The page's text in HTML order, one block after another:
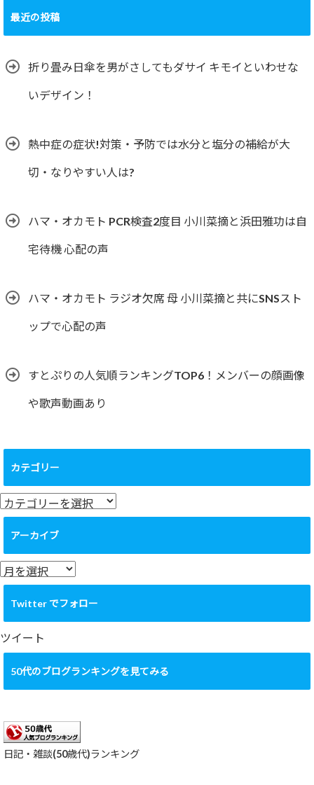
最近の投稿
折り畳み日傘を男がさしてもダサイ キモイといわせな
いデザイン！
熱中症の症状!対策・予防では水分と塩分の補給が大
切・なりやすい人は?
ハマ・オカモト PCR検査2度目 小川菜摘と浜田雅功は自
宅待機 心配の声
ハマ・オカモト ラジオ欠席 母 小川菜摘と共にSNSスト
ップで心配の声
すとぷりの人気順ランキングTOP6！メンバーの顔画像
や歌声動画あり
カテゴリー
カ
テ
リ
ー
アーカイブ
ア
ー
イ
ブ
Twitter でフォロー
ツイート
50代のブログランキングを見てみる
日記・雑談(50歳代)ランキング